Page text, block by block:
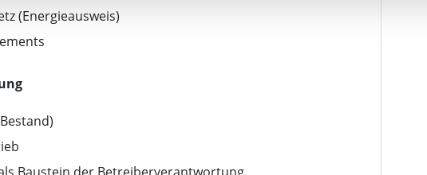
Partner für soziale Medien, Werbung und Analysen weiter. Unsere Partner
weiteren Daten zusammen, die Sie ihnen bereitgestellt haben oder die sie
haben. Sie geben Einwilligung zu unseren Cookies, wenn Sie unsere
(Energieausweis)